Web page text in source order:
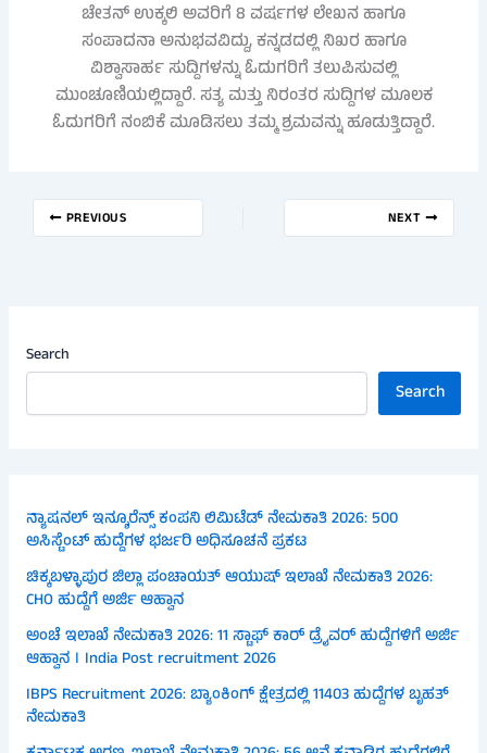
ಚೇತನ್ ಉಕ್ಕಲಿ ಅವರಿಗೆ 8 ವರ್ಷಗಳ ಲೇಖನ ಹಾಗೂ
ಸಂಪಾದನಾ ಅನುಭವವಿದ್ದು, ಕನ್ನಡದಲ್ಲಿ ನಿಖರ ಹಾಗೂ
ವಿಶ್ವಾಸಾರ್ಹ ಸುದ್ದಿಗಳನ್ನು ಓದುಗರಿಗೆ ತಲುಪಿಸುವಲ್ಲಿ
ಮುಂಚೂಣಿಯಲ್ಲಿದ್ದಾರೆ. ಸತ್ಯ ಮತ್ತು ನಿರಂತರ ಸುದ್ದಿಗಳ ಮೂಲಕ
ಓದುಗರಿಗೆ ನಂಬಿಕೆ ಮೂಡಿಸಲು ತಮ್ಮ ಶ್ರಮವನ್ನು ಹೂಡುತ್ತಿದ್ದಾರೆ.
PREVIOUS NEXT
Search
Search
ನ್ಯಾಷನಲ್ ಇನ್ಶೂರೆನ್ಸ್ ಕಂಪನಿ ಲಿಮಿಟೆಡ್ ನೇಮಕಾತಿ 2026: 500
ಅಸಿಸ್ಟೆಂಟ್ ಹುದ್ದೆಗಳ ಭರ್ಜರಿ ಅಧಿಸೂಚನೆ ಪ್ರಕಟ
ಚಿಕ್ಕಬಳ್ಳಾಪುರ ಜಿಲ್ಲಾ ಪಂಚಾಯತ್ ಆಯುಷ್ ಇಲಾಖೆ ನೇಮಕಾತಿ 2026:
CHO ಹುದ್ದೆಗೆ ಅರ್ಜಿ ಆಹ್ವಾನ
ಅಂಚೆ ಇಲಾಖೆ ನೇಮಕಾತಿ 2026: 11 ಸ್ಟಾಫ್ ಕಾರ್ ಡ್ರೈವರ್ ಹುದ್ದೆಗಳಿಗೆ ಅರ್ಜಿ
ಆಹ್ವಾನ । India Post recruitment 2026
IBPS Recruitment 2026: ಬ್ಯಾಂಕಿಂಗ್ ಕ್ಷೇತ್ರದಲ್ಲಿ 11403 ಹುದ್ದೆಗಳ ಬೃಹತ್
ನೇಮಕಾತಿ